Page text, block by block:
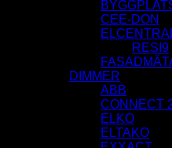
CEE-DON
RESI9
DIMMER
ABB
CONNECT
ELKO
ELTAKO